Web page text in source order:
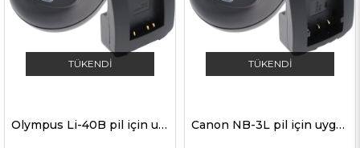
TÜKENDI
Olympus Li-40B pil için uygun hızlı şarj cihazı
TÜKENDI
Canon NB-3L pil için uygun hızlı şarj cihazı